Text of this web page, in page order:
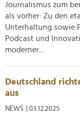
Journalismus zum
als vorher: Zu den
Unterhaltung sowie
Podcast und
moderner...
Deutschland
aus
NEWS | 03.12.2025